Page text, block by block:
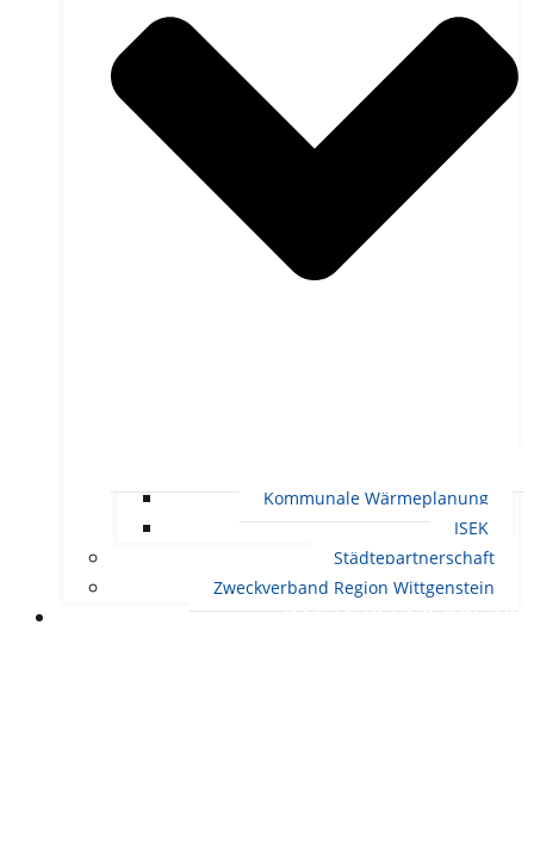
Kommunale Wärmeplanung
ISEK
Städtepartnerschaft
Zweckverband Region Wittgenstein
RATHAUS UND POLITIK